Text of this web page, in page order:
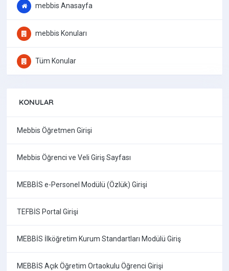
mebbis Anasayfa
mebbis Konuları
Tüm Konular
KONULAR
Mebbis Öğretmen Girişi
Mebbis Öğrenci ve Veli Giriş Sayfası
MEBBİS e-Personel Modülü (Özlük) Girişi
TEFBİS Portal Girişi
MEBBİS İlköğretim Kurum Standartları Modülü Giriş
MEBBİS Açık Öğretim Ortaokulu Öğrenci Girişi